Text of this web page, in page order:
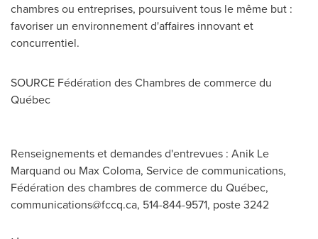
chambres ou entreprises, poursuivent tous le même but :
favoriser un environnement d'affaires innovant et
concurrentiel.
SOURCE Fédération des Chambres de commerce du
Québec
Renseignements et demandes d'entrevues : Anik Le
Marquand ou Max Coloma, Service de communications,
Fédération des chambres de commerce du Québec,
communications@fccq.ca, 514-844-9571, poste 3242